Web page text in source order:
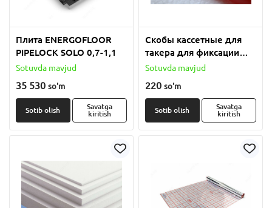
Плита ENERGOFLOOR
PIPELOCK SOLO 0,7-1,1
Sotuvda mavjud
35 530 so'm
Sotib olish
Savatga
kiritish
Скобы кассетные для
такера для фиксации
труб напольного
Sotuvda mavjud
220 so'm
Sotib olish
Savatga
kiritish